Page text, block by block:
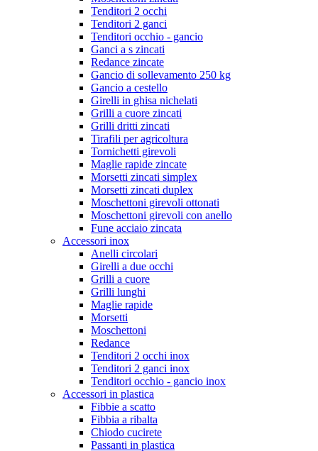
Tenditori 2 occhi
Tenditori 2 ganci
Tenditori occhio - gancio
Ganci a s zincati
Redance zincate
Gancio di sollevamento 250 kg
Gancio a cestello
Girelli in ghisa nichelati
Grilli a cuore zincati
Grilli dritti zincati
Tirafili per agricoltura
Tornichetti girevoli
Maglie rapide zincate
Morsetti zincati simplex
Morsetti zincati duplex
Moschettoni girevoli ottonati
Moschettoni girevoli con anello
Fune acciaio zincata
Accessori inox
Anelli circolari
Girelli a due occhi
Grilli a cuore
Grilli lunghi
Maglie rapide
Morsetti
Moschettoni
Redance
Tenditori 2 occhi inox
Tenditori 2 ganci inox
Tenditori occhio - gancio inox
Accessori in plastica
Fibbie a scatto
Fibbia a ribalta
Chiodo cucirete
Passanti in plastica